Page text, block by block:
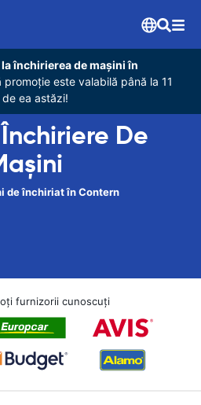
închirierea de mașini în
promoție este valabilă până la 11
ea astăzi!
De
de închiriat în Contern
furnizorii cunoscuți